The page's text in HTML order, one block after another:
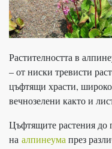
Растителността в
– от ниски тревисти
цъфтящи храсти,
вечнозелени както и
Цъфтящите растения до
на алпинеума през